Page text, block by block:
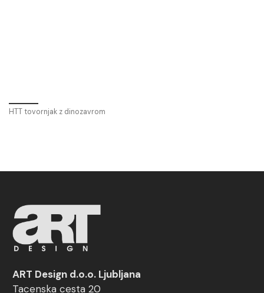
HTT tovornjak z dinozavrom
ART Design d.o.o. Ljubljana
Tacenska cesta 20